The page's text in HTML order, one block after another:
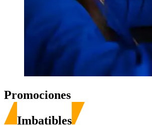
Promociones
Imbatibles